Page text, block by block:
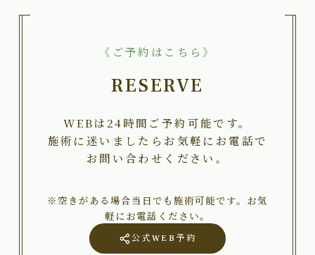
《ご予約はこちら》
RESERVE
WEBは24時間ご予約可能です。
施術に迷いましたらお気軽にお電話で
お問い合わせください。
※空きがある場合当日でも施術可能です。お気
軽にお電話ください。
公式WEB予約